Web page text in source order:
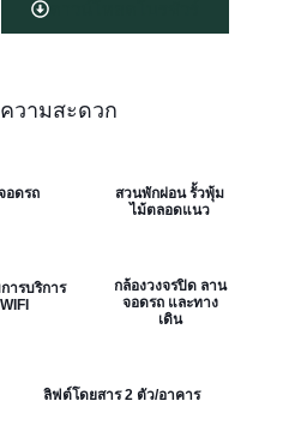
วามสะดวก
อดรถ
ารบริการ
WIFI
สวนพักผ่อน รั้วพุ้ม
ไม้ตลอดแนว
กล้องวงจรปิด ลาน
จอดรถ และทาง
เดิน
ลิฟต์โดยสาร 2 ตัว/อาคาร